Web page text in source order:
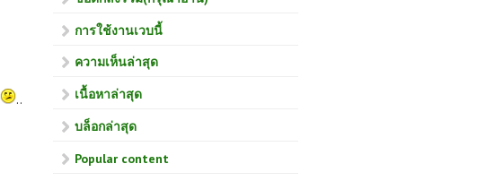
..
การใช้งานเวบนี้
ความเห็นล่าสุด
เนื้อหาล่าสุด
บล็อกล่าสุด
Popular content